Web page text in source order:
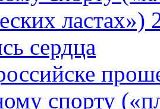
сердца
спорту